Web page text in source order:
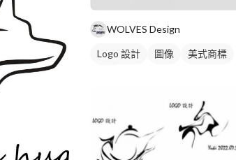
WOLVES Design
Logo 設計 圖像
美式商標